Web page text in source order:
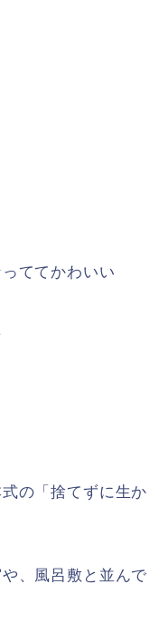
ててかわいい
の「捨てずに生か
、風呂敷と並んで